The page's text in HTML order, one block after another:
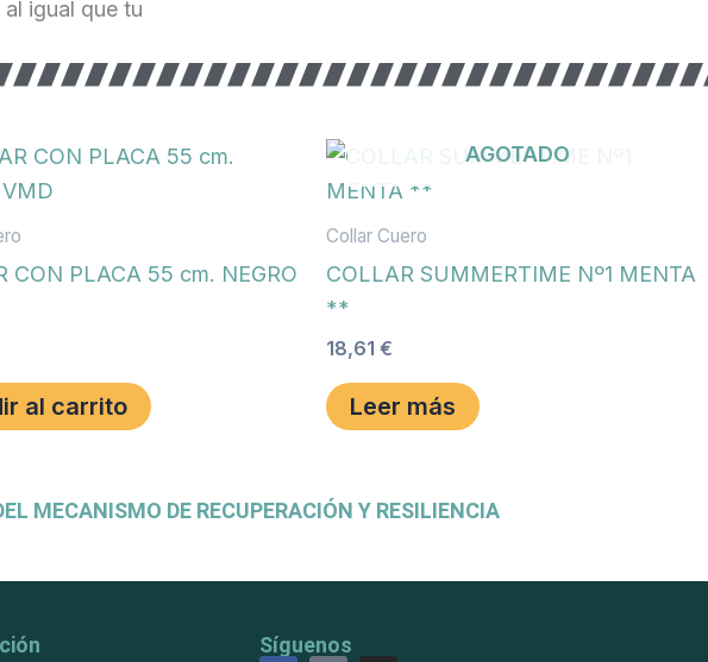
igual que tu
CON PLACA 55 cm. NEGRO
al carrito
AGOTADO
Collar Cuero
COLLAR SUMMERTIME Nº1 MENTA
**
18,61 €
Leer más
MECANISMO DE RECUPERACIÓN Y RESILIENCIA
Síguenos